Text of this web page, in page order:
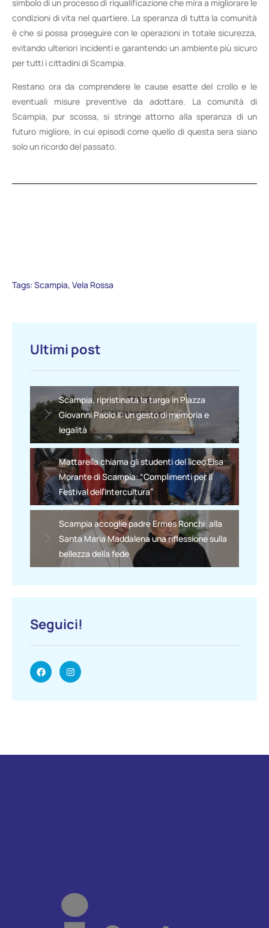
simbolo di un processo di riqualificazione che mira a migliorare le
condizioni di vita nel quartiere. La speranza di tutta la comunità
è che si possa proseguire con le operazioni in totale sicurezza,
evitando ulteriori incidenti e garantendo un ambiente più sicuro
per tutti i cittadini di Scampia.
Restano ora da comprendere le cause esatte del crollo e le
eventuali misure preventive da adottare. La comunità di
Scampia, pur scossa, si stringe attorno alla speranza di un
futuro migliore, in cui episodi come quello di questa sera siano
solo un ricordo del passato.
Tags: Scampia, Vela Rossa
Ultimi post
Scampia, ripristinata la targa in Piazza
Giovanni Paolo II: un gesto di memoria e
legalità
Mattarella chiama gli studenti del liceo Elsa
Morante di Scampia: “Complimenti per il
Festival dell’Intercultura”
Scampia accoglie padre Ermes Ronchi: alla
Santa Maria Maddalena una riflessione sulla
bellezza della fede
Seguici!